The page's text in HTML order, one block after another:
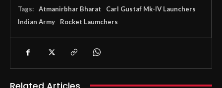
Tags: Atmanirbhar Bharat
Carl Gustaf Mk-IV Launchers
Indian Army
Rocket Laumchers
Related Articles